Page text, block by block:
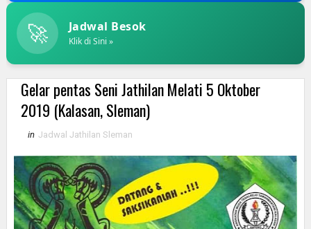
🚀 Jadwal Besok
Klik di Sini »
Gelar pentas Seni Jathilan Melati 5 Oktober
2019 (Kalasan, Sleman)
in Jadwal Jathilan Sleman